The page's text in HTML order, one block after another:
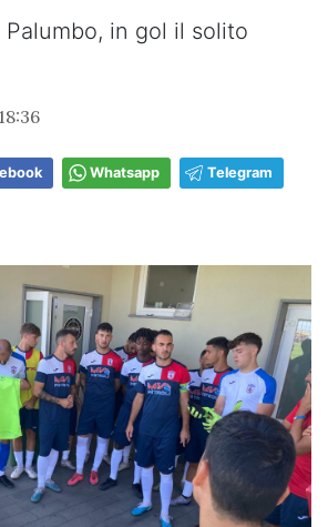
Palumbo, in gol il solito
Whatsapp Telegram